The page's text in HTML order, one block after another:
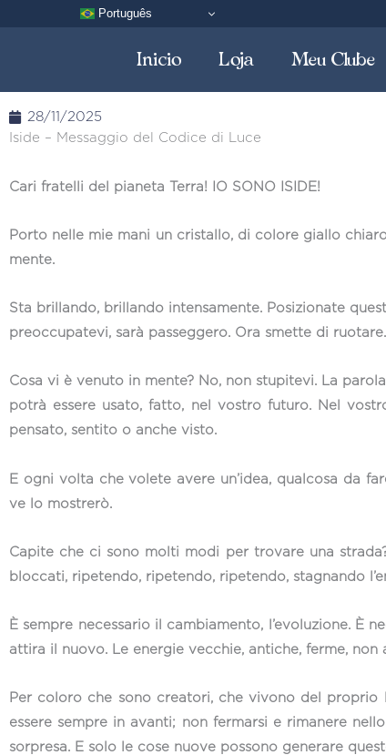
Português
Inicio Loja Meu Clube
28/11/2025
Iside – Messaggio del Codice di Luce
Cari fratelli del pianeta Terra! IO SONO ISIDE!
Porto nelle mie mani un cristallo, di colore giallo
mente.
Sta brillando, brillando intensamente. Posizionate
preoccupatevi, sarà passeggero. Ora smette di
Cosa vi è venuto in mente? No, non stupitevi. La
potrà essere usato, fatto, nel vostro futuro. Nel
pensato, sentito o anche visto.
E ogni volta che volete avere un’idea, qualcosa da
ve lo mostrerò.
Capite che ci sono molti modi per trovare una
bloccati, ripetendo, ripetendo, ripetendo, stagnando
È sempre necessario il cambiamento, l’evoluzione. È
attira il nuovo. Le energie vecchie, antiche, ferme,
Per coloro che sono creatori, che vivono del
essere sempre in avanti; non fermarsi e rimanere
sorpresa. E solo le cose nuove possono generare